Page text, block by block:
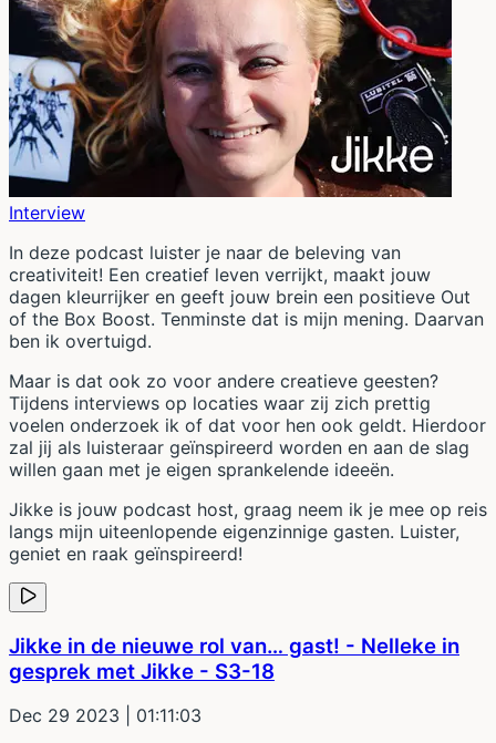
Interview
In deze podcast luister je naar de beleving van
creativiteit! Een creatief leven verrijkt, maakt jouw
dagen kleurrijker en geeft jouw brein een positieve Out
of the Box Boost. Tenminste dat is mijn mening. Daarvan
ben ik overtuigd.
Maar is dat ook zo voor andere creatieve geesten?
Tijdens interviews op locaties waar zij zich prettig
voelen onderzoek ik of dat voor hen ook geldt. Hierdoor
zal jij als luisteraar geïnspireerd worden en aan de slag
willen gaan met je eigen sprankelende ideeën.
Jikke is jouw podcast host, graag neem ik je mee op reis
langs mijn uiteenlopende eigenzinnige gasten. Luister,
geniet en raak geïnspireerd!
Jikke in de nieuwe rol van… gast! - Nelleke in
gesprek met Jikke - S3-18
Dec 29 2023 | 01:11:03